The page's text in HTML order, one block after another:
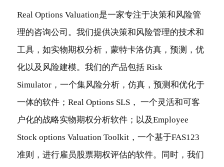
Real Options Valuation是一家专注于决策和风险管
理的咨询公司。我们提供决策和风险管理的技术和
工具，如实物期权分析，蒙特卡洛仿真，预测，优
化以及风险建模。我们的产品包括 Risk
Simulator，一个集风险分析，仿真，预测和优化于
一体的软件；Real Options SLS， 一个灵活和可客
户化的战略实物期权分析软件；以及Employee
Stock options Valuation Toolkit，一个基于FAS123
准则，进行雇员股票期权评估的软件。同时，我们